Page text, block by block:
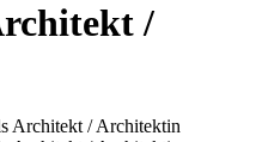
/
Architekt / Architektin